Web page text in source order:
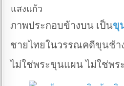
แสงแก้ว
ภาพประกอบข้างบน เป็นขุ
ชายไทยในวรรณคดีขุนช้
ไม่ใช่พระขุนแผน ไม่ใช่พร